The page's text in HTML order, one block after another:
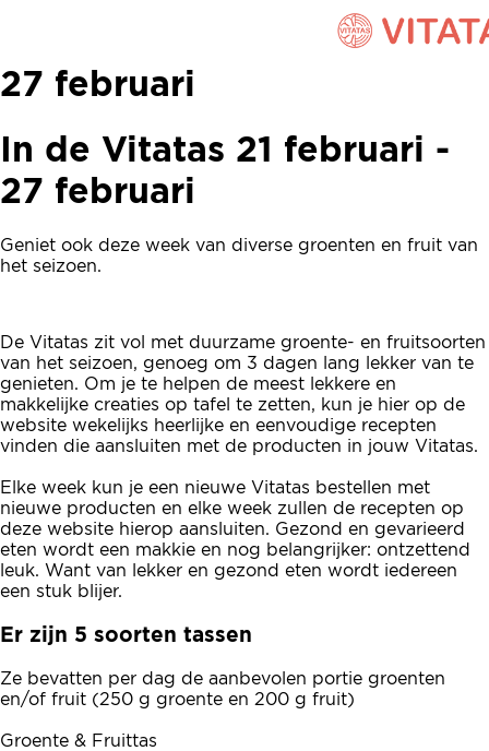
In de Vitatas 21 februari -
27 februari
In de Vitatas 21 februari -
27 februari
Geniet ook deze week van diverse groenten en fruit van
het seizoen.
De Vitatas zit vol met duurzame groente- en fruitsoorten
van het seizoen, genoeg om 3 dagen lang lekker van te
genieten. Om je te helpen de meest lekkere en
makkelijke creaties op tafel te zetten, kun je hier op de
website wekelijks heerlijke en eenvoudige recepten
vinden die aansluiten met de producten in jouw Vitatas.
Elke week kun je een nieuwe Vitatas bestellen met
nieuwe producten en elke week zullen de recepten op
deze website hierop aansluiten. Gezond en gevarieerd
eten wordt een makkie en nog belangrijker: ontzettend
leuk. Want van lekker en gezond eten wordt iedereen
een stuk blijer.
Er zijn 5 soorten tassen
Ze bevatten per dag de aanbevolen portie groenten
en/of fruit (250 g groente en 200 g fruit)
Groente & Fruittas